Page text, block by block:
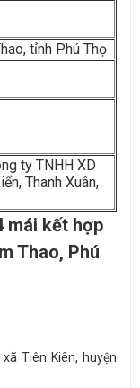
tỉnh Phú Thọ
ty TNHH XD
Thanh Xuân,
mái kết hợp
Thao, Phú
Tiên Kiên, huyện